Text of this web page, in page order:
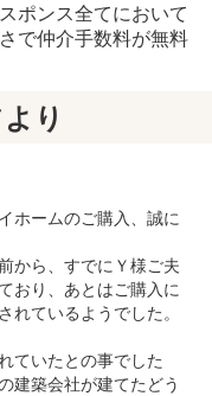
ポンス全てにおいて
で仲介手数料が無料
り
ホームのご購入、誠に
から、すでにＹ様ご夫
おり、あとはご購入に
れているようでした。
ていたとの事でした
建築会社が建てたどう